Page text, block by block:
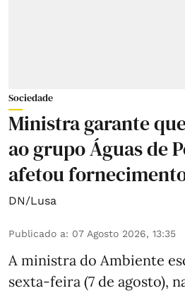
Sociedade
Ministra garante
ao grupo Águas de
afetou
DN/Lusa
Publicado a: 07 Agosto 2026, 13:35
A ministra do Ambiente
sexta-feira (7 de agosto),